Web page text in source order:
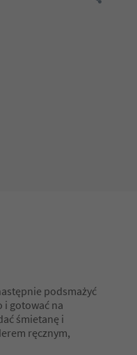
podsmażyć
i gotować na
śmietanę i
ręcznym,